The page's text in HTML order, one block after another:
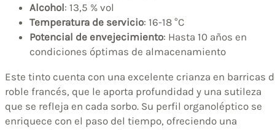
Alcohol: 13,5 % vol
Temperatura de servicio: 16-18 °C
Potencial de envejecimiento: Hasta 10 años en
condiciones óptimas de almacenamiento
Este tinto cuenta con una excelente crianza en barricas
roble francés, que le aporta profundidad y una sutileza
que se refleja en cada sorbo. Su perfil organoléptico se
enriquece con el paso del tiempo, ofreciendo una